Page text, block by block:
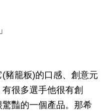
(豬籠粄)的口感、創意元
很多選手他很有創
豔的一個產品。那希